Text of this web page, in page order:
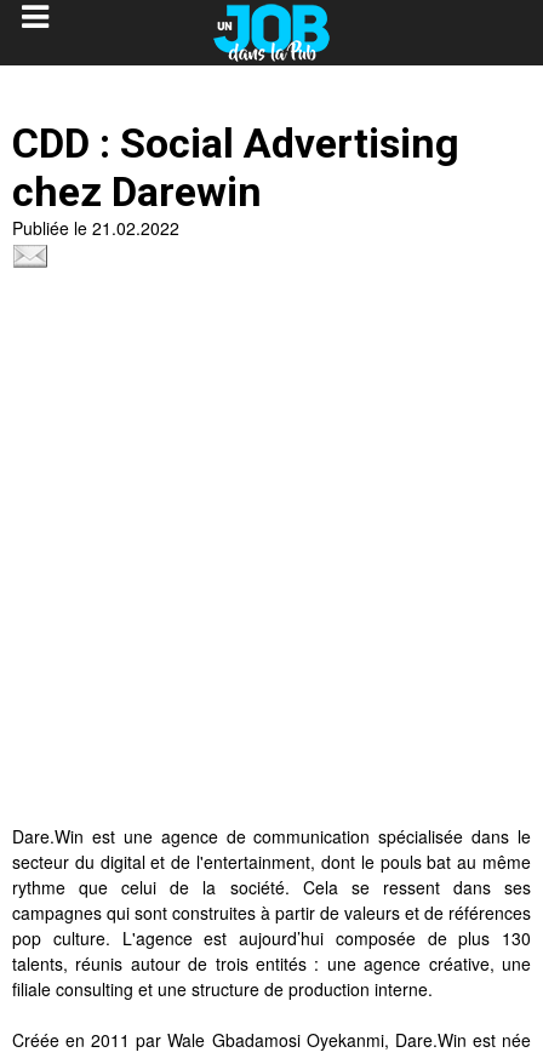
CDD : Social Advertising
chez Darewin
Publiée le 21.02.2022
Dare.Win est une agence de communication spécialisée dans le
secteur du digital et de l'entertainment, dont le pouls bat au même
rythme que celui de la société. Cela se ressent dans ses
campagnes qui sont construites à partir de valeurs et de références
pop culture. L'agence est aujourd’hui composée de plus 130
talents, réunis autour de trois entités : une agence créative, une
filiale consulting et une structure de production interne.
Créée en 2011 par Wale Gbadamosi Oyekanmi, Dare.Win est née